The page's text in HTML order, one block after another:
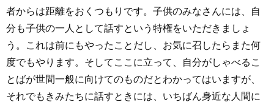
者からは距離をおくつもりです。子供のみなさんには、自
分も子供の一人として話すという特権をいただきましょ
う。これは前にもやったことだし、お気に召したらまた何
度でもやります。そしてここに立って、自分がしゃべるこ
とばが世間一般に向けてのものだとわかってはいますが、
それでもきみたちに話すときには、いちばん身近な人間に